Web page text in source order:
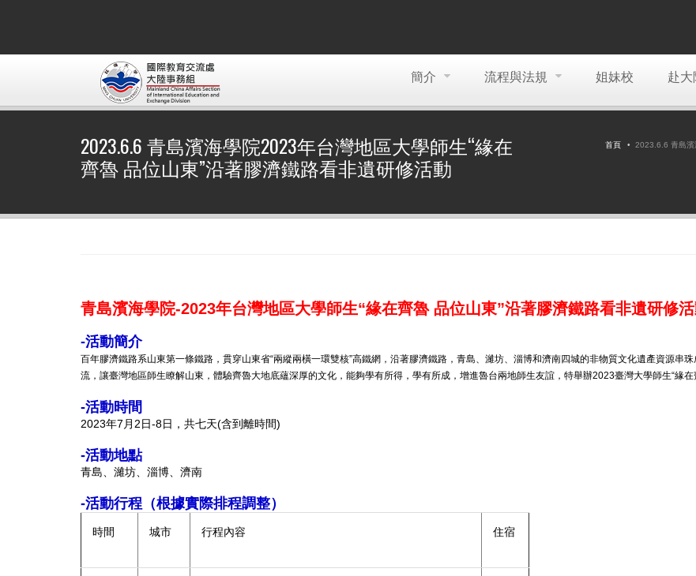
簡介 流程與法規 姐妹校 赴
2023.6.6 青島濱海學院2023年台灣地區大學師生“緣在
齊魯 品位山東”沿著膠濟鐵路看非遺研修活動
首頁 2023.6.6 青島濱
青島濱海學院-2023年台灣地區大學師生“緣在齊魯 品位山東”沿著膠濟鐵路看非遺研修
-活動簡介
百年膠濟鐵路系山東第一條鐵路，貫穿山東省“兩縱兩橫一環雙核”高鐵網，沿著膠濟鐵路，青島、濰坊、淄博和濟南四城的非物質文化遺產資源串
流，讓臺灣地區師生瞭解山東，體驗齊魯大地底蘊深厚的文化，能夠學有所得，學有所成，增進魯台兩地師生友誼，特舉辦2023臺灣大學師生“緣
-活動時間
2023年7月2日-8日，共七天(含到離時間)
-活動地點
青島、濰坊、淄博、濟南
-活動行程（根據實際排程調整）
時間 城市 行程內容 住宿